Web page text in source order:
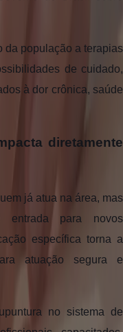
da população a terapias
de cuidado,
à dor crônica, saúde
diretamente
já atua na área, mas
entrada para novos
específica torna a
atuação segura e
no sistema de